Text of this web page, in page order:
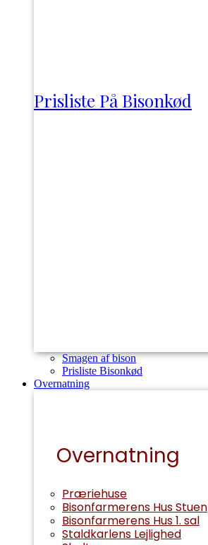
Prisliste På Bisonkød
Smagen af bison
Prisliste Bisonkød
Overnatning
Overnatning
Præriehuse
Bisonfarmerens Hus Stuen
Bisonfarmerens Hus 1. sal
Staldkarlens Lejlighed